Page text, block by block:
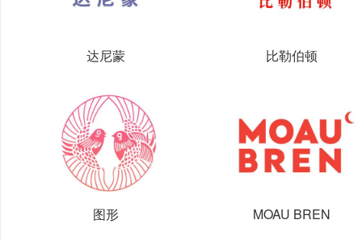
达尼蒙 比勒伯顿
图形 MOAU BREN